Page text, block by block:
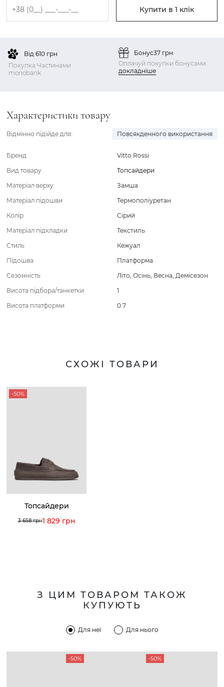
Купити в 1 клік
Від 610 грн
Покупка Частинами
monobank
Бонус37 грн
Оплачуй покупки бонусами
докладніше
Характеристики товару
Відмінно підійде для: Повсякденного використання
Бренд
Vitto Rossi
Вид товару
Топсайдери
Матеріал верху
Замша
Матеріал підошви
Термополіуретан
Колір
Сірий
Матеріал підкладки
Текстиль
Стиль
Кежуал
Підошва
Платформа
Сезонність
Літо, Осінь, Весна, Демісезон
Висота підбора/танкетки
1
Висота платформи
0.7
СХОЖІ ТОВАРИ
-50%
Топсайдери
3 658 грн1 829 грн
З ЦИМ ТОВАРОМ ТАКОЖ
КУПУЮТЬ
Для неї Для нього
-50% -50%